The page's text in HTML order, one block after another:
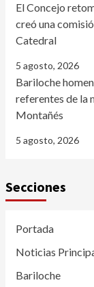
El Concejo
creó una
Catedral
5 agosto, 2026
Bariloche
referentes de la
Montañés
5 agosto, 2026
Secciones
Portada
Noticias
Bariloche